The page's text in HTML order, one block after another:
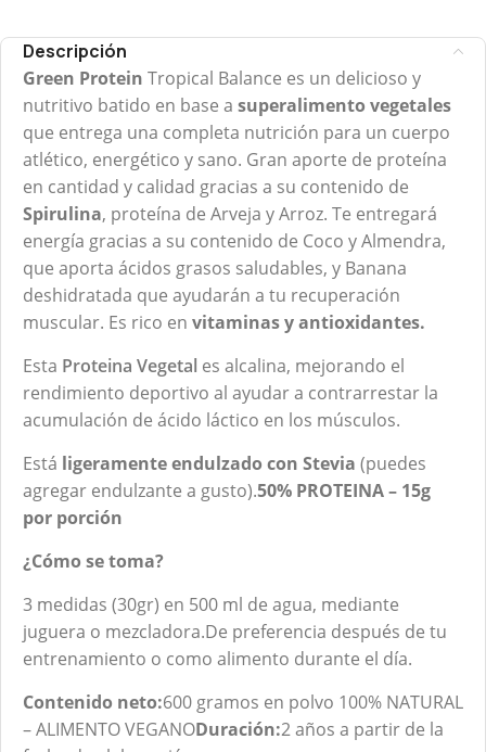
Descripción
Green Protein Tropical Balance es un delicioso y
nutritivo batido en base a superalimento vegetales
que entrega una completa nutrición para un cuerpo
atlético, energético y sano. Gran aporte de proteína
en cantidad y calidad gracias a su contenido de
Spirulina, proteína de Arveja y Arroz. Te entregará
energía gracias a su contenido de Coco y Almendra,
que aporta ácidos grasos saludables, y Banana
deshidratada que ayudarán a tu recuperación
muscular. Es rico en vitaminas y antioxidantes.
Esta Proteina Vegetal es alcalina, mejorando el
rendimiento deportivo al ayudar a contrarrestar la
acumulación de ácido láctico en los músculos.
Está ligeramente endulzado con Stevia (puedes
agregar endulzante a gusto).50% PROTEINA – 15g
por porción
¿Cómo se toma?
3 medidas (30gr) en 500 ml de agua, mediante
juguera o mezcladora.De preferencia después de tu
entrenamiento o como alimento durante el día.
Contenido neto:600 gramos en polvo 100% NATURAL
– ALIMENTO VEGANODuración:2 años a partir de la